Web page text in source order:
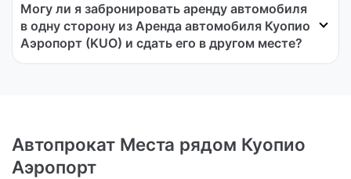
Могу ли я забронировать аренду автомобиля
в одну сторону из Аренда автомобиля Куопио
Аэропорт (KUO) и сдать его в другом месте?
Автопрокат Места рядом Куопио
Аэропорт